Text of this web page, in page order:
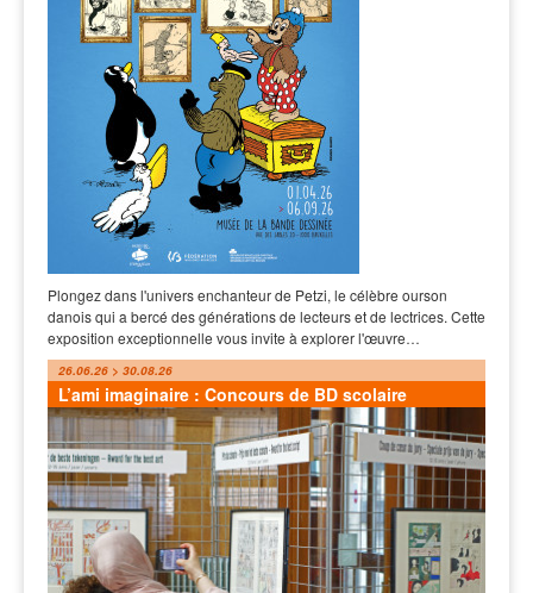
Plongez dans l'univers enchanteur de Petzi, le célèbre ourson
danois qui a bercé des générations de lecteurs et de lectrices. Cette
exposition exceptionnelle vous invite à explorer l'œuvre…
26.06.26 > 30.08.26
L’ami imaginaire : Concours de BD scolaire